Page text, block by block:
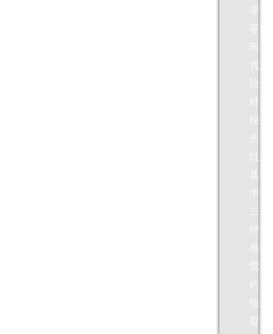
等
等。
我，
恰
好
经
过
其
三
种
感
觉
短
暂